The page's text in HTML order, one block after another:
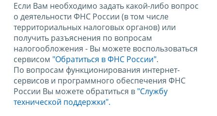
Если Вам необходимо задать какой-либо вопрос
о деятельности ФНС России (в том числе
территориальных налоговых органов) или
получить разъяснения по вопросам
налогообложения - Вы можете воспользоваться
сервисом "Обратиться в ФНС России".
По вопросам функционирования интернет-
сервисов и программного обеспечения ФНС
России Вы можете обратиться в "Службу
технической поддержки".